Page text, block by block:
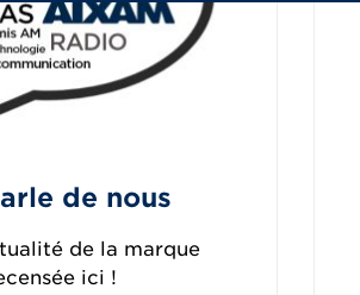
de nous
de la marque
ici !